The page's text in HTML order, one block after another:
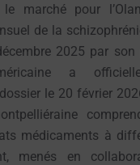
marché pour
de la
2025 par son
a
le 20 février
médicaments à
menés en